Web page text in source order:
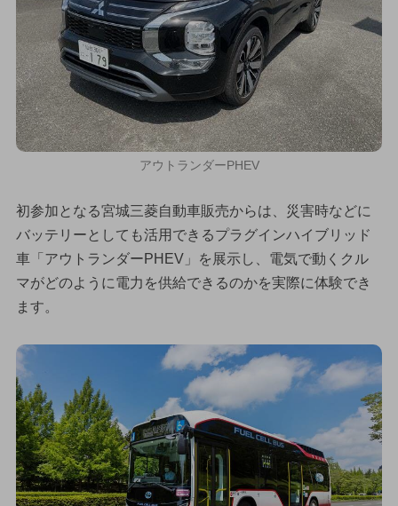
アウトランダーPHEV
初参加となる宮城三菱自動車販売からは、災害時などに
バッテリーとしても活用できるプラグインハイブリッド
車「アウトランダーPHEV」を展示し、電気で動くクル
マがどのように電力を供給できるのかを実際に体験でき
ます。